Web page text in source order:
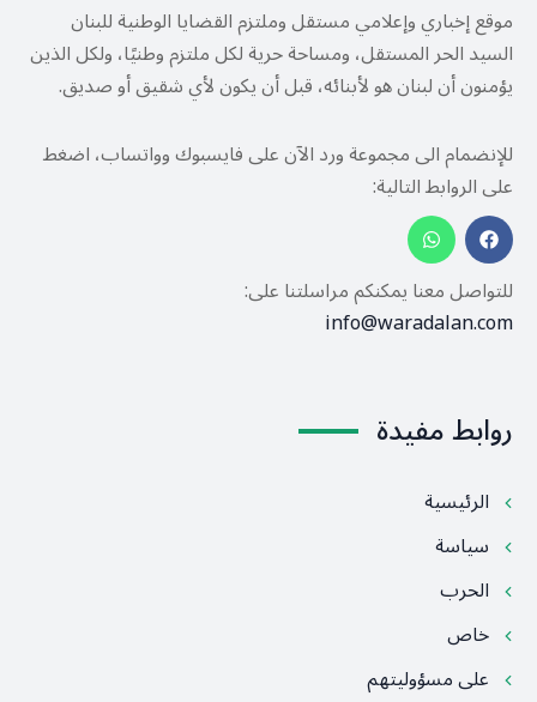
موقع إخباري وإعلامي مستقل وملتزم القضايا الوطنية للبنان
السيد الحر المستقل، ومساحة حرية لكل ملتزم وطنيًا، ولكل الذين
يؤمنون أن لبنان هو لأبنائه، قبل أن يكون لأي شقيق أو صديق.
للإنضمام الى مجموعة ورد الآن على فايسبوك وواتساب، اضغط
على الروابط التالية:
للتواصل معنا يمكنكم مراسلتنا على:
info@waradalan.com
روابط مفيدة
الرئيسية
سياسة
الحرب
خاص
على مسؤوليتهم